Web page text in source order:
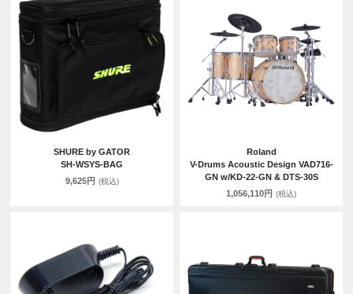
SHURE by GATOR
SH-WSYS-BAG
9,625円 (税込)
Roland
V-Drums Acoustic Design VAD716-
GN w/KD-22-GN & DTS-30S
1,056,110円 (税込)